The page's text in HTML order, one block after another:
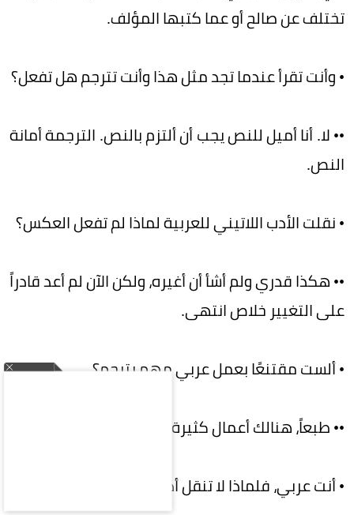
تختلف عن صالح أو عما كتبها المؤلف.
• وأنت تقرأ عندما تجد مثل هذا وأنت تترجم هل تفعل؟
•• لا. أنا أميل للنص يجب أن ألتزم بالنص. الترجمة أمانة
النص.
• نقلت الأدب اللاتيني للعربية لماذا لم تفعل العكس؟
•• هكذا قدري ولم أشأ أن أغيره، ولكن الآن لم أعد قادراً
على التغيير خلاص انتهى.
• ألست مقتنعًا بعمل عربي مهم يترجم؟
•• طبعاً، هنالك أعمال كثيرة تستحق أن تترجم.
• أنت عربي، فلماذا لا تنقل أدبك؟